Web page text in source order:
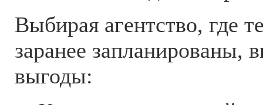
Выбирая агентство, где
заранее запланированы,
выгоды: